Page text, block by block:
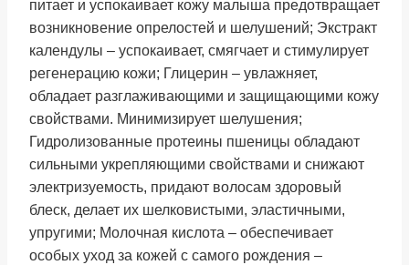
питает и успокаивает кожу малыша предотвращает
возникновение опрелостей и шелушений; Экстракт
календулы – успокаивает, смягчает и стимулирует
регенерацию кожи; Глицерин – увлажняет,
обладает разглаживающими и защищающими кожу
свойствами. Минимизирует шелушения;
Гидролизованные протеины пшеницы обладают
сильными укрепляющими свойствами и снижают
электризуемость, придают волосам здоровый
блеск, делает их шелковистыми, эластичными,
упругими; Молочная кислота – обеспечивает
особых уход за кожей с самого рождения –